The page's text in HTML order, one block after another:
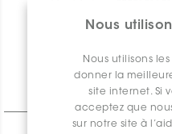
Nous
Nous utilisons
donner la
site internet. Si
acceptez que
sur notre site à
Quantité